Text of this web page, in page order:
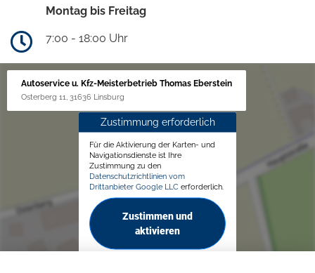
Montag bis Freitag
7:00 - 18:00 Uhr
Autoservice u. Kfz-Meisterbetrieb Thomas Eberstein
Osterberg 11, 31636 Linsburg
Zustimmung erforderlich
Für die Aktivierung der Karten- und
Navigationsdienste ist Ihre
Zustimmung zu den
Datenschutzrichtlinien vom
Drittanbieter Google LLC erforderlich.
Zustimmen und
aktivieren